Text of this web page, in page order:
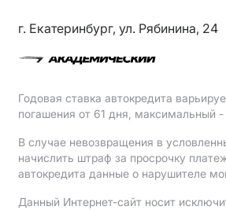
г. Екатеринбург, ул. Рябинина, 24
Годовая ставка автокредита
погашения от 61 дня, максимальный
В случае невозвращения в
начислить штраф за просрочку
автокредита данные о нарушителе
Данный Интернет-сайт носит